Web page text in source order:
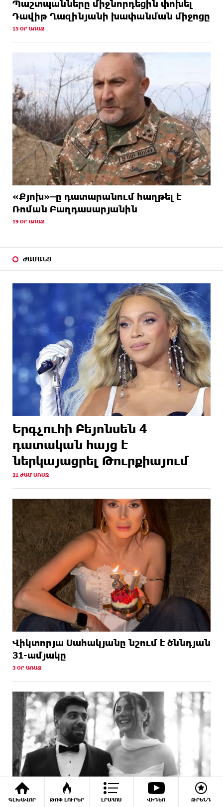
ԳԼԽԱՎՈՐ ԹՈՓ ԼՈՒՐԵՐ ԼՐԱՀՈՍ ՎԻԴԵՈ ԹՐԵՆԴ
Պաշտպանները միջնորդեցին փոխել
Դավիթ Ղազինյանի խափանման միջոցը
15 ՕՐ ԱՌԱՋ
«Քյոխ»–ը դատարանում հաղթել է
Ռոման Բաղդասարյանին
19 ՕՐ ԱՌԱՋ
ԺԱՄԱՆՑ
Երգչուհի Բեյոնսեն ​​4
դատական հայց է
ներկայացրել Թուրքիայում
21 ԺԱՄ ԱՌԱՋ
Վիկտորյա Սահակյանը նշում է ծննդյան
31-ամյակը
3 ՕՐ ԱՌԱՋ